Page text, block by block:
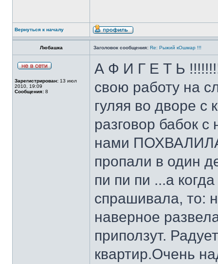
Вернуться к началу
Любашка Заголовок сообщения: Re: Рыжий кОшмар !!!
Зарегистрирован: 13 июл
2010, 19:09
Сообщения: 8
А Ф И Г Е Т Ь
свою работу на
гуляя во дворе с
разговор бабок
нами
пропали в один
пи пи пи ...а
спрашивала, то:
наверное
приползут.
квартир.Очень